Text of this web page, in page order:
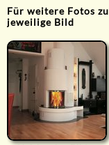
Für weitere Fotos
jeweilige Bild